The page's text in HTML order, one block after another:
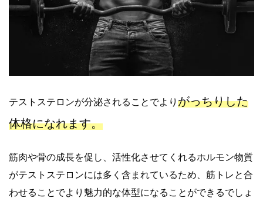
テストステロンが分泌されることでより がっちりした
体格になれます。
筋肉や骨の成長を促し、活性化させてくれるホルモン物質
がテストステロンには多く含まれているため、筋トレと合
わせることでより魅力的な体型になることができるでしょ